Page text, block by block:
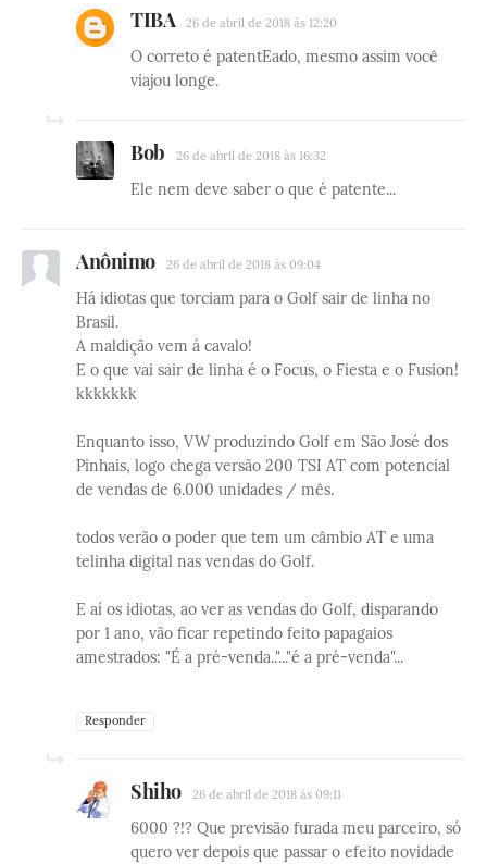
TIBA 26 de abril de 2018 às 12:20
O correto é patentEado, mesmo assim você
viajou longe.
Bob 26 de abril de 2018 às 16:32
Ele nem deve saber o que é patente...
Anônimo 26 de abril de 2018 às 09:04
Há idiotas que torciam para o Golf sair de linha no
Brasil.
A maldição vem á cavalo!
E o que vai sair de linha é o Focus, o Fiesta e o Fusion!
kkkkkkk
Enquanto isso, VW produzindo Golf em São José dos
Pinhais, logo chega versão 200 TSI AT com potencial
de vendas de 6.000 unidades / mês.
todos verão o poder que tem um câmbio AT e uma
telinha digital nas vendas do Golf.
E aí os idiotas, ao ver as vendas do Golf, disparando
por 1 ano, vão ficar repetindo feito papagaios
amestrados: "É a pré-venda.."..."é a pré-venda"...
Responder
Shiho 26 de abril de 2018 às 09:11
6000 ?!? Que previsão furada meu parceiro, só
quero ver depois que passar o efeito novidade